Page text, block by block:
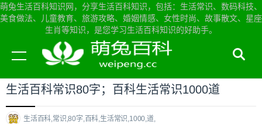
萌兔生活百科知识网，分享生活百科知识，包括：生活常识、数码科技、
美食做法、儿童教育、旅游攻略、婚姻情感、女性时尚、故事散文、星座
生肖等知识，是您学习生活百科知识的好助手。
当前位置： 萌兔生活百科知识网首页>生活常识
生活百科常识80字；百科生活常识1000道
生活百科,常识,80字,百科,生活常识,1000,道,